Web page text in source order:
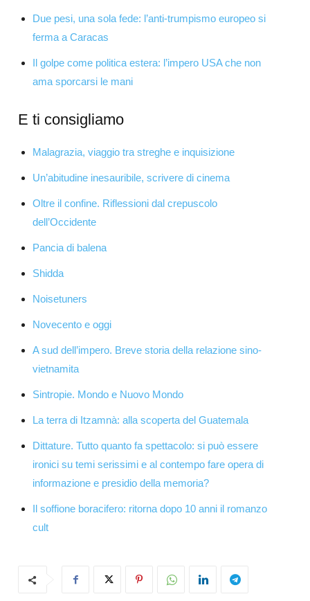
Due pesi, una sola fede: l’anti-trumpismo europeo si
ferma a Caracas
Il golpe come politica estera: l’impero USA che non
ama sporcarsi le mani
E ti consigliamo
Malagrazia, viaggio tra streghe e inquisizione
Un’abitudine inesauribile, scrivere di cinema
Oltre il confine. Riflessioni dal crepuscolo
dell’Occidente
Pancia di balena
Shidda
Noisetuners
Novecento e oggi
A sud dell’impero. Breve storia della relazione sino-
vietnamita
Sintropie. Mondo e Nuovo Mondo
La terra di Itzamnà: alla scoperta del Guatemala
Dittature. Tutto quanto fa spettacolo: si può essere
ironici su temi serissimi e al contempo fare opera di
informazione e presidio della memoria?
Il soffione boracifero: ritorna dopo 10 anni il romanzo
cult